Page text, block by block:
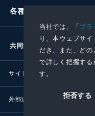
当社では、「プラ
り、本ウェブサ
だき、また、ど
で詳しく把握する
す。
拒否する
各種お問い合わせ
共同通信社グループ
サイトポリシー
外部送信ポリシー